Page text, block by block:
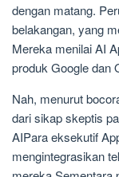
dengan matang.
belakangan, yang
Mereka menilai AI
produk Google dan
Nah, menurut
dari sikap skeptis
AIPara eksekutif
mengintegrasikan